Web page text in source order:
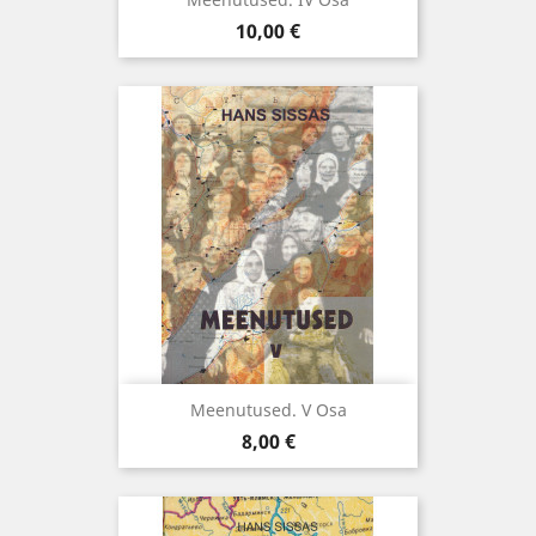
Hind
10,00 €
Meenutused. V Osa
Hind
8,00 €